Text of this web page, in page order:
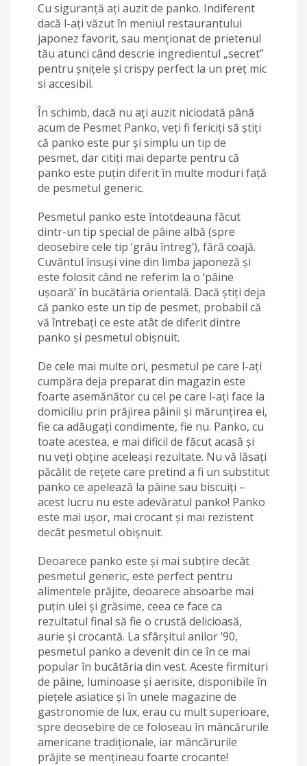
Cu siguranță ați auzit de panko. Indiferent
dacă l-ați văzut în meniul restaurantului
japonez favorit, sau menționat de prietenul
tău atunci când descrie ingredientul „secret”
pentru șnițele și crispy perfect la un preț mic
si accesibil.
În schimb, dacă nu ați auzit niciodată până
acum de Pesmet Panko, veți fi fericiți să știți
că panko este pur și simplu un tip de
pesmet, dar citiți mai departe pentru că
panko este puțin diferit în multe moduri față
de pesmetul generic.
Pesmetul panko este întotdeauna făcut
dintr-un tip special de pâine albă (spre
deosebire cele tip ‘grâu întreg’), fără coajă.
Cuvântul însuși vine din limba japoneză și
este folosit când ne referim la o ‘pâine
ușoară’ în bucătăria orientală. Dacă știți deja
că panko este un tip de pesmet, probabil că
vă întrebați ce este atât de diferit dintre
panko și pesmetul obișnuit.
De cele mai multe ori, pesmetul pe care l-ați
cumpăra deja preparat din magazin este
foarte asemănător cu cel pe care l-ați face la
domiciliu prin prăjirea pâinii și mărunțirea ei,
fie ca adăugați condimente, fie nu. Panko, cu
toate acestea, e mai dificil de făcut acasă și
nu veți obține aceleași rezultate. Nu vă lăsați
păcălit de rețete care pretind a fi un substitut
panko ce apelează la pâine sau biscuiți –
acest lucru nu este adevăratul panko! Panko
este mai ușor, mai crocant și mai rezistent
decât pesmetul obișnuit.
Deoarece panko este și mai subțire decât
pesmetul generic, este perfect pentru
alimentele prăjite, deoarece absoarbe mai
puțin ulei și grăsime, ceea ce face ca
rezultatul final să fie o crustă delicioasă,
aurie și crocantă. La sfârșitul anilor ’90,
pesmetul panko a devenit din ce în ce mai
popular în bucătăria din vest. Aceste firmituri
de pâine, luminoase și aerisite, disponibile în
piețele asiatice și în unele magazine de
gastronomie de lux, erau cu mult superioare,
spre deosebire de ce foloseau în mâncărurile
americane tradiționale, iar mâncărurile
prăjite se mențineau foarte crocante!